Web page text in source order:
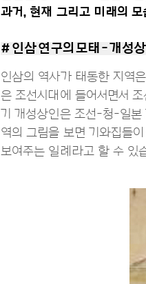
과거, 현재 그리고 미래의
# 인삼 연구의 모태 - 개성
인삼의 역사가 태동한 지역
은 조선시대에 들어서면서
기 개성상인은 조선-청-일본
역의 그림을 보면 기와집들
보여주는 일례라고 할 수 있